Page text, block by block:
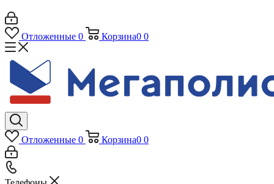
Отложенные 0 Корзина0 0
Отложенные 0 Корзина0 0